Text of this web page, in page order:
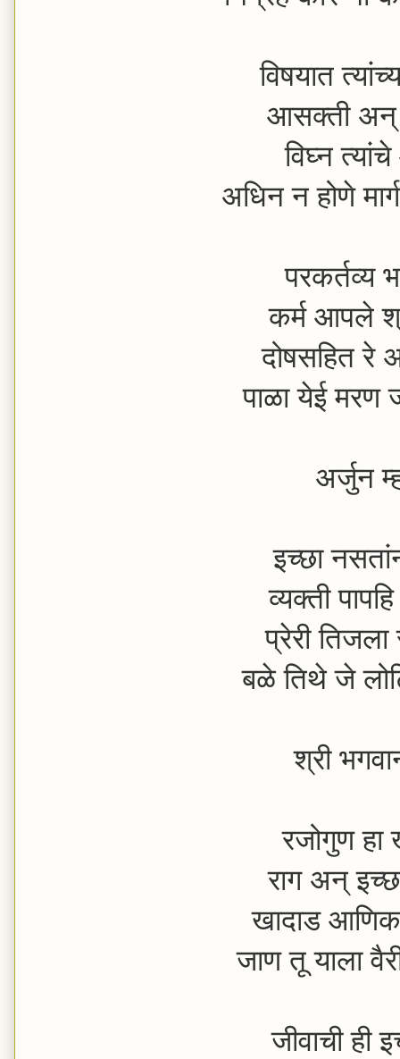
विषयात
आसक्ती अन्
विघ्न त्यांचे
अधिन न होणे
परकर्तव्य
कर्म आपले
दोषसहित रे
पाळा येई
अर्जुन
इच्छा
व्यक्ती
प्रेरी
बळे तिथे जे
श्री
रजोगुण
राग अन्
खादाड
जाण तू याला
जीवाची ही